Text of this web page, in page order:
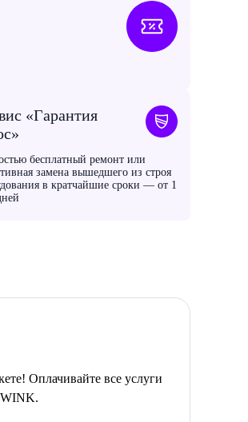
«Гарантия
бесплатный ремонт или
замена вышедшего из строя
в кратчайшие сроки — от 1
Оплачивайте все услуги
WINK.